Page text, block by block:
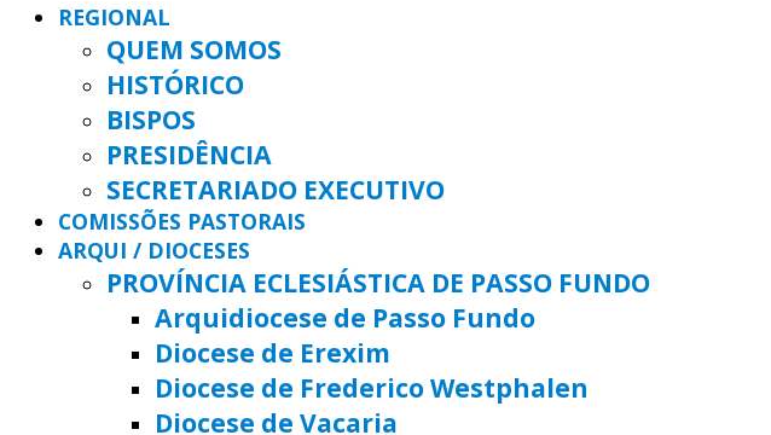
REGIONAL
QUEM SOMOS
HISTÓRICO
BISPOS
PRESIDÊNCIA
SECRETARIADO EXECUTIVO
COMISSÕES PASTORAIS
ARQUI / DIOCESES
PROVÍNCIA ECLESIÁSTICA DE PASSO FUNDO
Arquidiocese de Passo Fundo
Diocese de Erexim
Diocese de Frederico Westphalen
Diocese de Vacaria